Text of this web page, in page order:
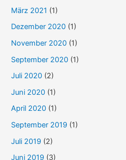
März 2021 (1)
Dezember 2020 (1)
November 2020 (1)
September 2020 (1)
Juli 2020 (2)
Juni 2020 (1)
April 2020 (1)
September 2019 (1)
Juli 2019 (2)
Juni 2019 (3)